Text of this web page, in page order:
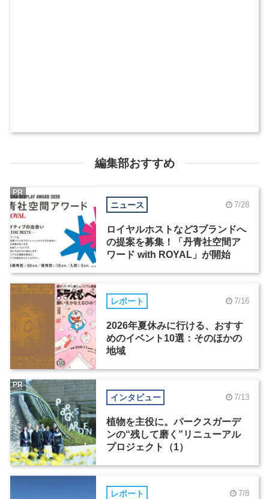
編集部おすすめ
ニュース 7/28
ロイヤルホストなど3ブランドへ
の提案を募集！「丹青社空間ア
ワード with ROYAL」が開始
PR
レポート 7/16
2026年夏休みに行ける、おすす
めのイベント10選：そのほかの
地域
インタビュー 7/13
植物を主役に。パークスガーデ
ンの“残して磨く”リニューアル
プロジェクト（1）
PR
レポート 7/8